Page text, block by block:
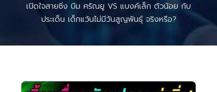
เปิดใจสายซิ่ง บีม ศรัณยู VS แบงค์เล็ก ตัวน้อย กับ
ประเด็น เด็กแว้นไม่มีวันสูญพันธุ์ จริงหรือ?